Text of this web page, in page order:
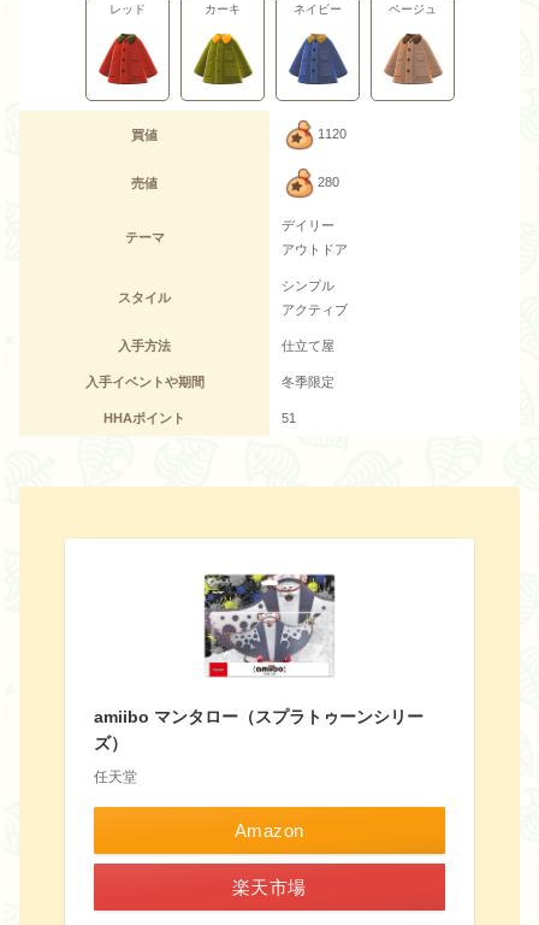
レッド カーキ ネイビー ベージュ
買値 1120
売値 280
テーマ
デイリー
アウトドア
スタイル
シンプル
アクティブ
入手方法 仕立て屋
入手イベントや期間 冬季限定
HHAポイント 51
amiibo マンタロー（スプラトゥーンシリー
ズ）
任天堂
Amazon
楽天市場